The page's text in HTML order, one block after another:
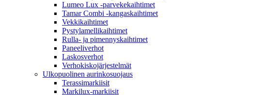
Lumeo Lux -parvekekaihtimet
Tamar Combi -kangaskaihtimet
Vekkikaihtimet
Pystylamellikaihtimet
Rulla- ja pimennyskaihtimet
Paneeliverhot
Laskosverhot
Verhokiskojärjestelmät
Ulkopuolinen aurinkosuojaus
Terassimarkiisit
Markilux-markiisit